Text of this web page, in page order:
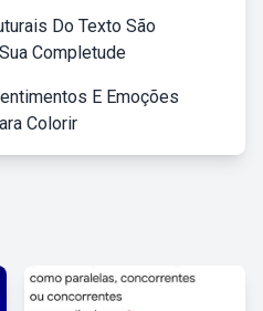
Do Texto São
Completude
E Emoções
Colorir